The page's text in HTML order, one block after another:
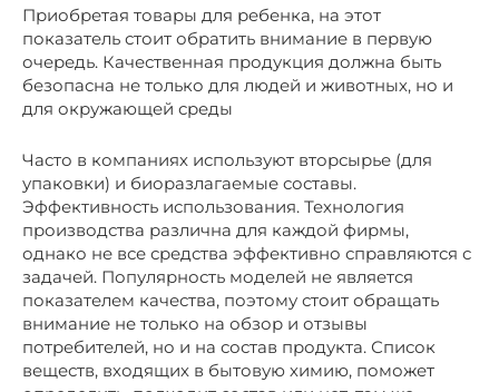
Приобретая товары для ребенка, на этот
показатель стоит обратить внимание в первую
очередь. Качественная продукция должна быть
безопасна не только для людей и животных, но и
для окружающей среды
Часто в компаниях используют вторсырье (для
упаковки) и биоразлагаемые составы.
Эффективность использования. Технология
производства различна для каждой фирмы,
однако не все средства эффективно справляются с
задачей. Популярность моделей не является
показателем качества, поэтому стоит обращать
внимание не только на обзор и отзывы
потребителей, но и на состав продукта. Список
веществ, входящих в бытовую химию, поможет